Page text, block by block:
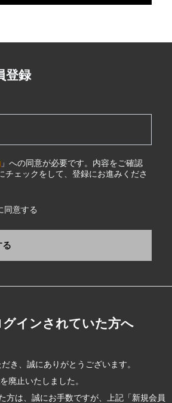
登録
」への同意が必要です。内容をご確認
ェックをして、登録にお進みくださ
同意する
る
インされていた方へ
き、誠にありがとうございます。
廃止いたしました。
方は、誠にお手数ですが、上記「新規会員